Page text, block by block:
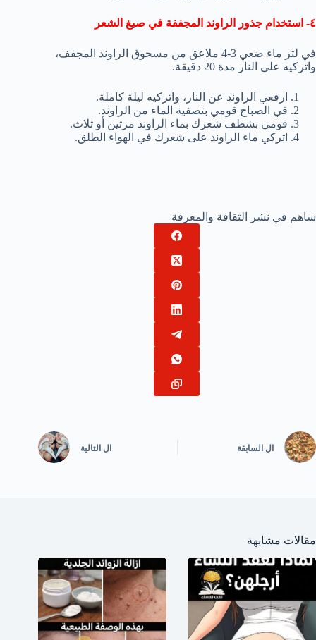
٤- استخدام جذور الراوند المجففة في صبغ الشعر
في لتر ماء ضعي 3-4 ملاعق من مسحوق الراوند المجفف،
واتركيه على النار مدة 20 دقيقة.
ارفعي الراوند عن النار، واتركيه ليلة كاملة.
في الصباح قومي بتصفية الماء من الراوند.
قومي بشطف شعرك بماء الراوند مرتين أو ثلاث.
اتركي ماء الراوند على شعرك في الهواء الطلق.
ساهم في نشر الثقافة والمعرفة
ال السابقة ال التالية
مقالات مشابهة